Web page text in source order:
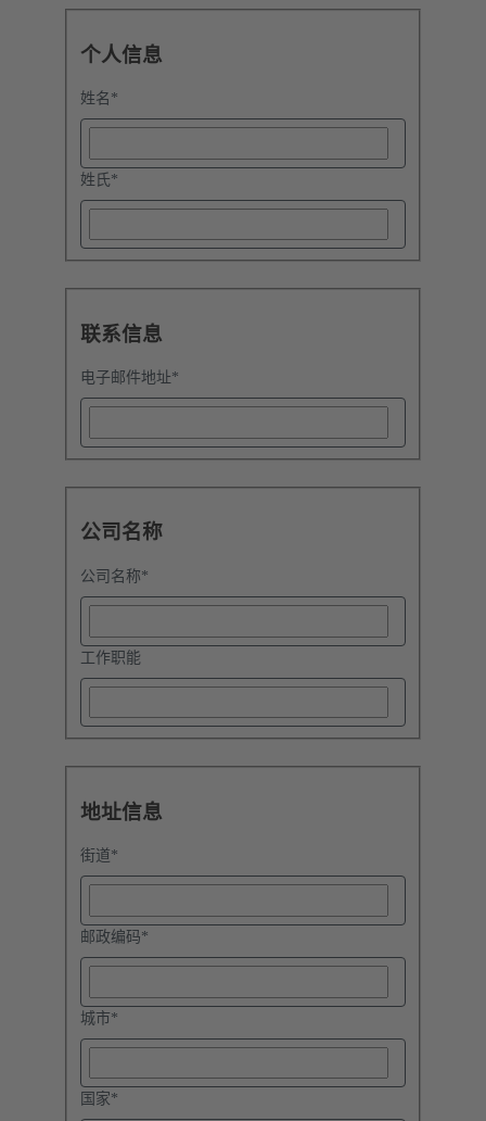
个人信息
姓名 *
姓氏*
联系信息
电子邮件地址*
公司名称
公司名称*
工作职能
地址信息
街道*
邮政编码*
城市*
国家*